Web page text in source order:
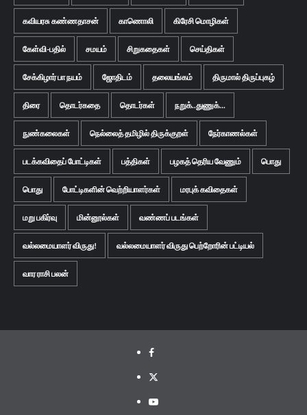
கவியரசு கண்ணதாசன் காணொலி கிரேசி மொழிகள்
கேள்வி-பதில் சமயம் சிறுகதைகள் செய்திகள்
சேக்கிழார் பா நயம் ஜோதிடம் தலையங்கம் திருமால் திருப்புகழ்
திரை தொடர்கதை தொடர்கள் நறுக்..துணுக்...
நுண்கலைகள் நெல்லைத் தமிழில் திருக்குறள் நேர்காணல்கள்
படக்கவிதைப் போட்டிகள் பத்திகள் பழகத் தெரிய வேணும் பொது
பொது போட்டிகளின் வெற்றியாளர்கள் மரபுக் கவிதைகள்
மறு பகிர்வு மின்னூல்கள் வண்ணப் படங்கள்
வல்லமையாளர் விருது! வல்லமையாளர் விருது பெற்றோரின் பட்டியல்
வார ராசி பலன்
Facebook
Twitter
Youtube